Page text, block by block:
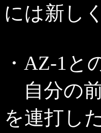
には新し
・AZ-1と
自分の
を連打し